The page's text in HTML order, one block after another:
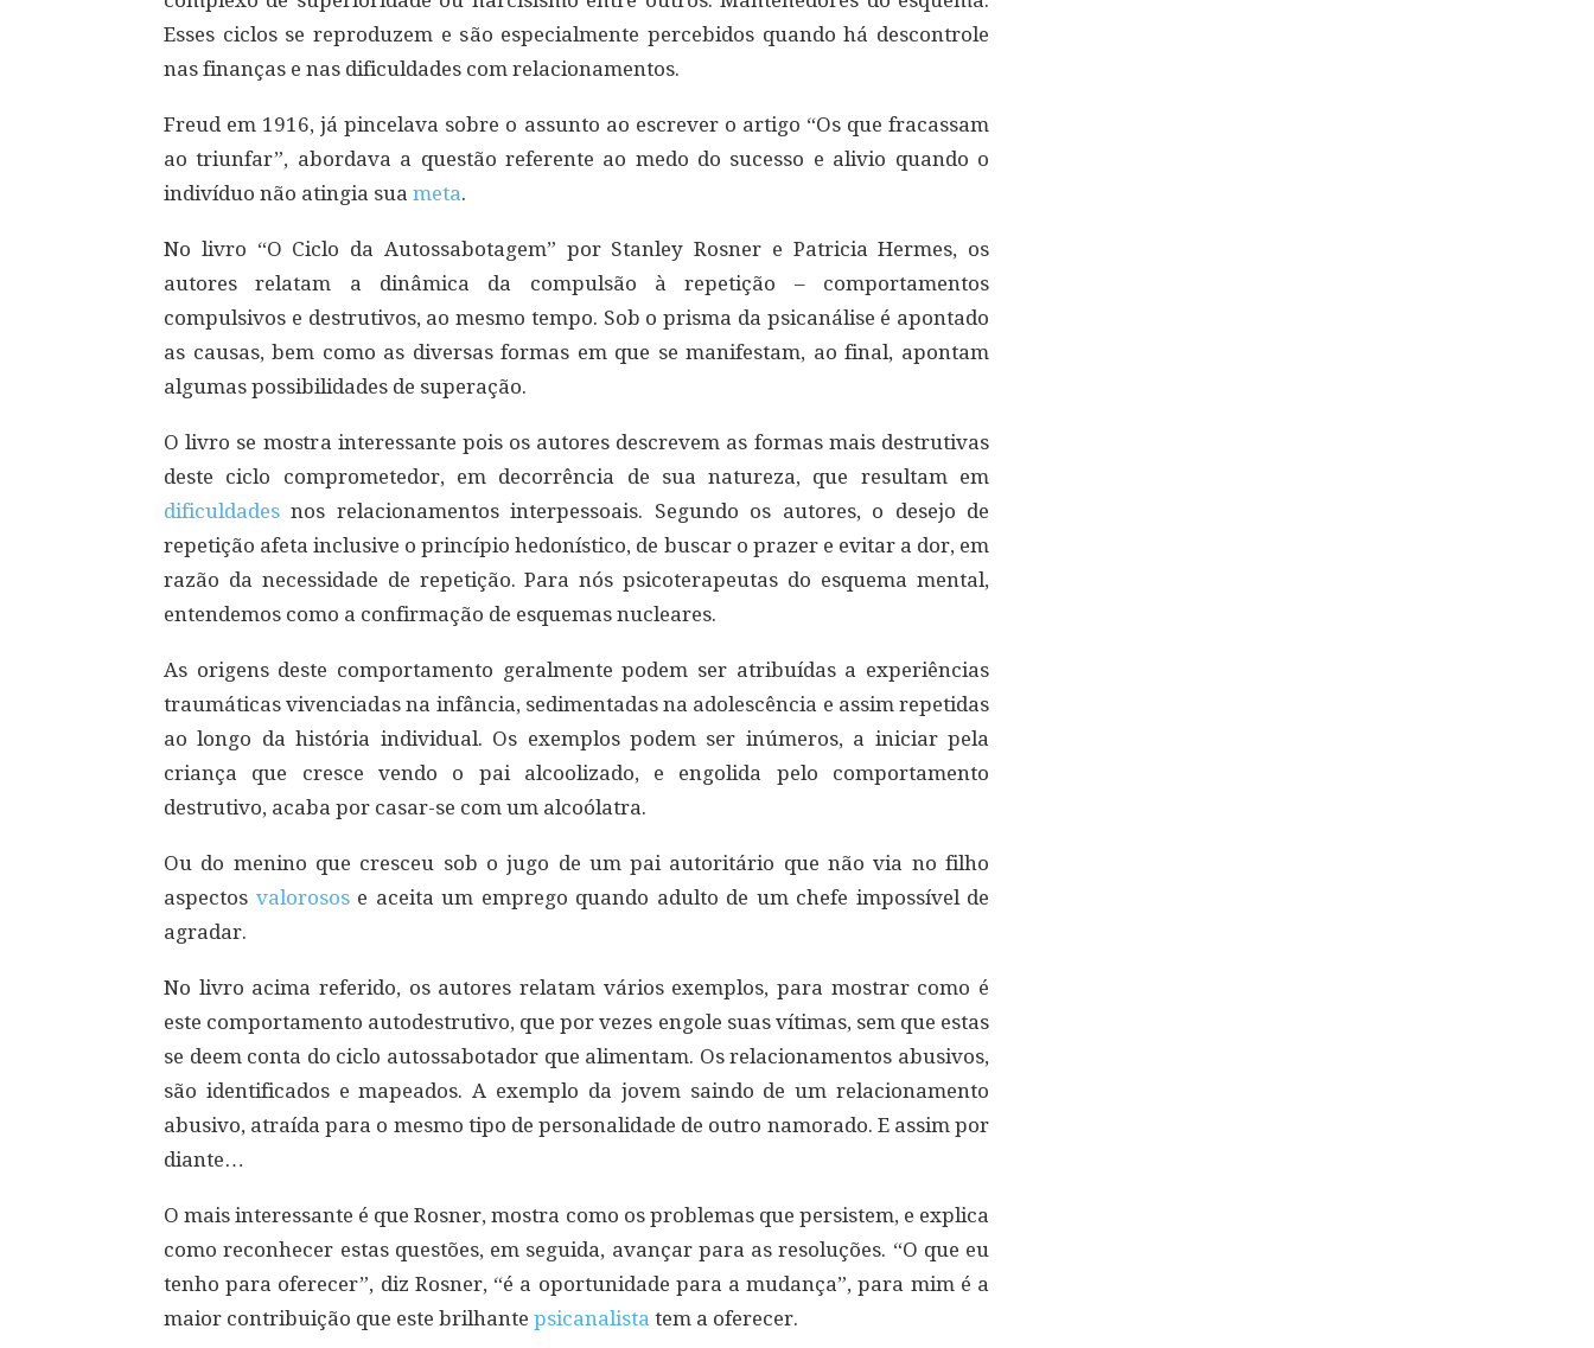
Esses ciclos se reproduzem e são especialmente percebidos quando há descontrole
nas finanças e nas dificuldades com relacionamentos.
Freud em 1916, já pincelava sobre o assunto ao escrever o artigo “Os que fracassam
ao triunfar”, abordava a questão referente ao medo do sucesso e alivio quando o
indivíduo não atingia sua meta.
No livro “O Ciclo da Autossabotagem” por Stanley Rosner e Patricia Hermes, os
autores relatam a dinâmica da compulsão à repetição – comportamentos
compulsivos e destrutivos, ao mesmo tempo. Sob o prisma da psicanálise é apontado
as causas, bem como as diversas formas em que se manifestam, ao final, apontam
algumas possibilidades de superação.
O livro se mostra interessante pois os autores descrevem as formas mais destrutivas
deste ciclo comprometedor, em decorrência de sua natureza, que resultam em
dificuldades nos relacionamentos interpessoais. Segundo os autores, o desejo de
repetição afeta inclusive o princípio hedonístico, de buscar o prazer e evitar a dor, em
razão da necessidade de repetição. Para nós psicoterapeutas do esquema mental,
entendemos como a confirmação de esquemas nucleares.
As origens deste comportamento geralmente podem ser atribuídas a experiências
traumáticas vivenciadas na infância, sedimentadas na adolescência e assim repetidas
ao longo da história individual. Os exemplos podem ser inúmeros, a iniciar pela
criança que cresce vendo o pai alcoolizado, e engolida pelo comportamento
destrutivo, acaba por casar-se com um alcoólatra.
Ou do menino que cresceu sob o jugo de um pai autoritário que não via no filho
aspectos valorosose aceita um emprego quando adulto de um chefe impossível de
agradar.
No livro acima referido, os autores relatam vários exemplos, para mostrar como é
este comportamento autodestrutivo, que por vezes engole suas vítimas, sem que estas
se deem conta do ciclo autossabotador que alimentam. Os relacionamentos abusivos,
são identificados e mapeados. A exemplo da jovem saindo de um relacionamento
abusivo, atraída para o mesmo tipo de personalidade de outro namorado. E assim por
diante…
O mais interessante é que Rosner, mostra como os problemas que persistem, e explica
como reconhecer estas questões, em seguida, avançar para as resoluções. “O que eu
tenho para oferecer”, diz Rosner, “é a oportunidade para a mudança”, para mim é a
maior contribuição que este brilhante psicanalista tem a oferecer.